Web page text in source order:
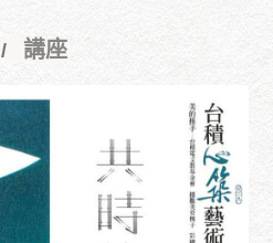
講座